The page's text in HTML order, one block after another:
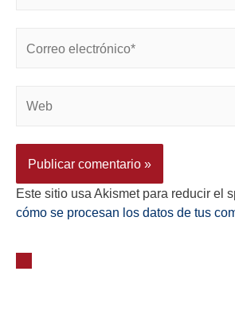
Este sitio usa Akismet para reducir el
cómo se procesan los datos de tus